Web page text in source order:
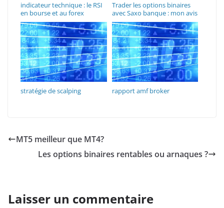
indicateur technique : le RSI
en bourse et au forex
Trader les options binaires
avec Saxo banque : mon avis
stratégie de scalping rapport amf broker
MT5 meilleur que MT4?
Les options binaires rentables ou arnaques ?
Laisser un commentaire